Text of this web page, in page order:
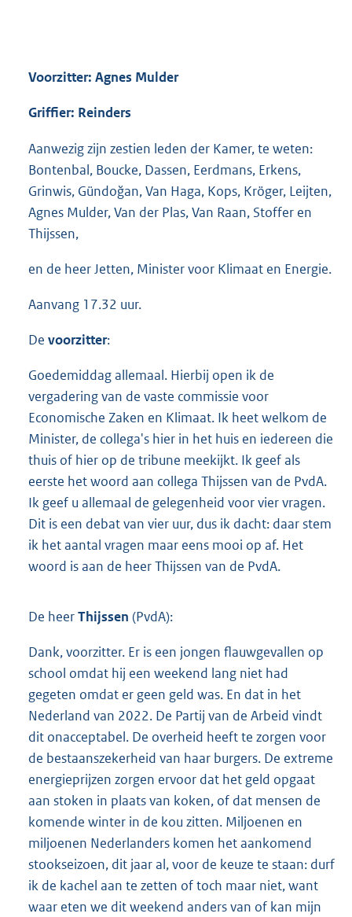
Voorzitter: Agnes Mulder
Griffier: Reinders
Aanwezig zijn zestien leden der Kamer, te weten:
Bontenbal, Boucke, Dassen, Eerdmans, Erkens,
Grinwis, Gündoğan, Van Haga, Kops, Kröger, Leijten,
Agnes Mulder, Van der Plas, Van Raan, Stoffer en
Thijssen,
en de heer Jetten, Minister voor Klimaat en Energie.
Aanvang 17.32 uur.
De voorzitter:
Goedemiddag allemaal. Hierbij open ik de
vergadering van de vaste commissie voor
Economische Zaken en Klimaat. Ik heet welkom de
Minister, de collega's hier in het huis en iedereen die
thuis of hier op de tribune meekijkt. Ik geef als
eerste het woord aan collega Thijssen van de PvdA.
Ik geef u allemaal de gelegenheid voor vier vragen.
Dit is een debat van vier uur, dus ik dacht: daar stem
ik het aantal vragen maar eens mooi op af. Het
woord is aan de heer Thijssen van de PvdA.
De heerThijssen (PvdA):
Dank, voorzitter. Er is een jongen flauwgevallen op
school omdat hij een weekend lang niet had
gegeten omdat er geen geld was. En dat in het
Nederland van 2022. De Partij van de Arbeid vindt
dit onacceptabel. De overheid heeft te zorgen voor
de bestaanszekerheid van haar burgers. De extreme
energieprijzen zorgen ervoor dat het geld opgaat
aan stoken in plaats van koken, of dat mensen de
komende winter in de kou zitten. Miljoenen en
miljoenen Nederlanders komen het aankomend
stookseizoen, dit jaar al, voor de keuze te staan: durf
ik de kachel aan te zetten of toch maar niet, want
waar eten we dit weekend anders van of kan mijn